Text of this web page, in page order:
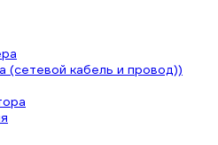
(сетевой кабель и провод))